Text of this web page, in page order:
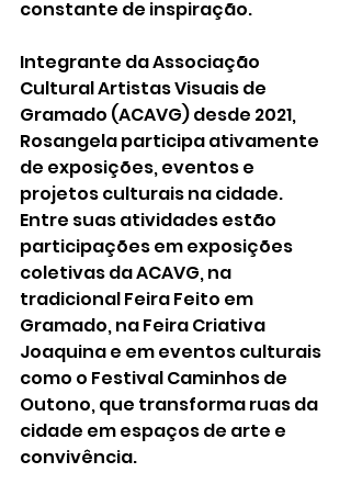
constante de inspiração.
Integrante da Associação
Cultural Artistas Visuais de
Gramado (ACAVG) desde 2021,
Rosangela participa ativamente
de exposições, eventos e
projetos culturais na cidade.
Entre suas atividades estão
participações em exposições
coletivas da ACAVG, na
tradicional Feira Feito em
Gramado, na Feira Criativa
Joaquina e em eventos culturais
como o Festival Caminhos de
Outono, que transforma ruas da
cidade em espaços de arte e
convivência.